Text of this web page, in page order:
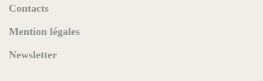
Contacts
Mention légales
Newsletter